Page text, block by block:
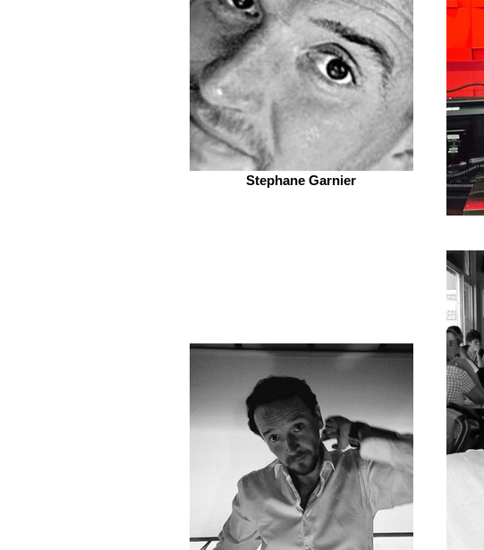
Stephane Garnier